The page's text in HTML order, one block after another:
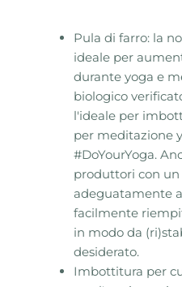
Pula di farro: la
ideale per
durante yoga e
biologico
l'ideale per
per meditazione
#DoYourYoga.
produttori con
adeguatamente
facilmente
in modo da
desiderato.
Imbottitura per